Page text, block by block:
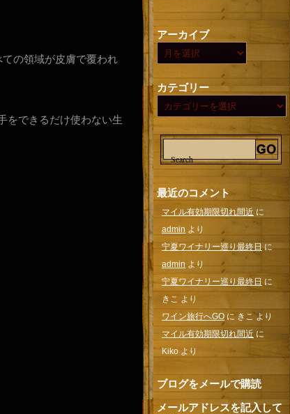
の領域が皮膚で覆われ
をできるだけ使わない生
アーカイブ
カテゴリー
最近のコメント
マイル有効期限切れ間近 に
admin より
宁夏ワイナリー巡り最終日に
admin より
宁夏ワイナリー巡り最終日 に
きこ より
ワイン旅行へGO に きこより
マイル有効期限切れ間近 に
Kiko より
ブログをメールで購読
メールアドレスを記入して